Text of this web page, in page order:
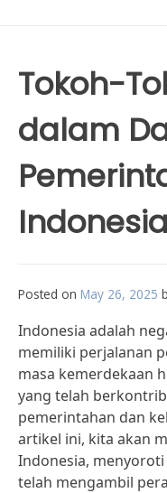
Tokoh-
dalam
Indonesia
Posted on May 26, 2025
Indonesia adalah
memiliki perjalanan
masa kemerdekaan
yang telah
pemerintahan dan
artikel ini, kita akan
Indonesia,
telah mengambil